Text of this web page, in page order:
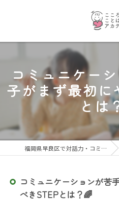
コミュニケー
子がまず最初
とは
福岡県早良区で対話力・コミュニケーション力を育むならこころことばアカデミー
コミュニケーションが苦
べきSTEPとは？🌈